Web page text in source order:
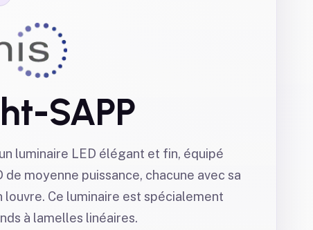
SAPP
luminaire LED élégant et fin, équipé
de moyenne puissance, chacune avec sa
Ce luminaire est spécialement
à lamelles linéaires.